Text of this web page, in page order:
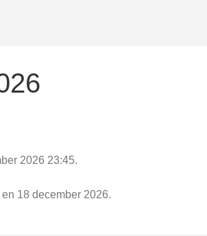
2026 23:45.
18 december 2026.